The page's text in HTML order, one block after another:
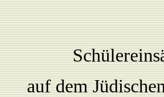
S
auf dem